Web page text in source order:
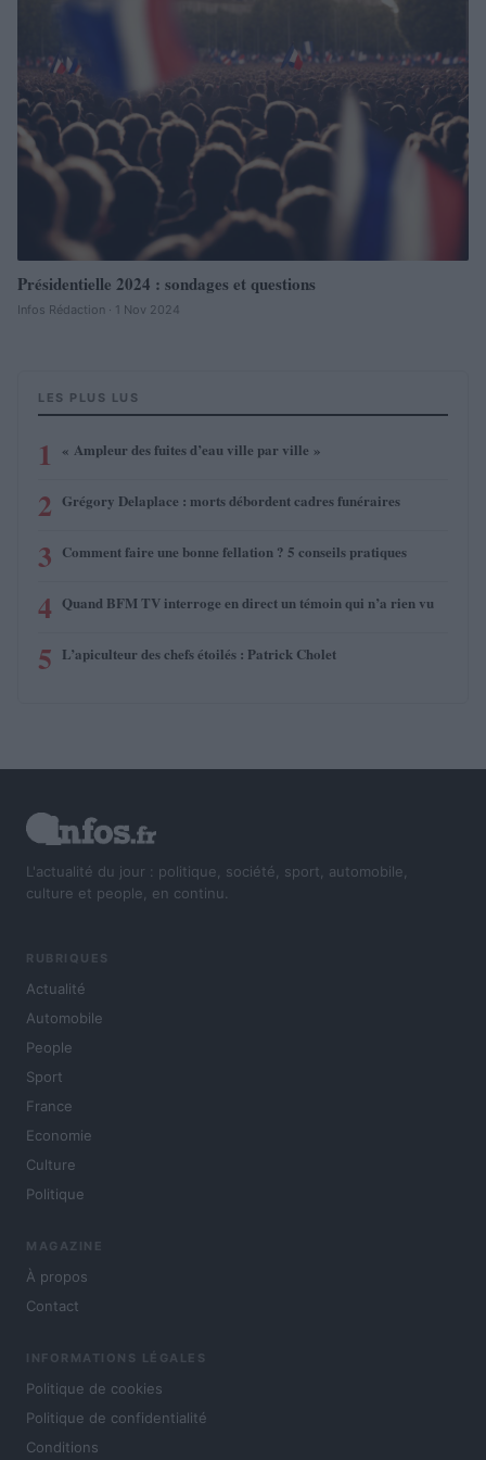
Présidentielle 2024 : sondages et questions
Infos Rédaction · 1 Nov 2024
LES PLUS LUS
1 « Ampleur des fuites d’eau ville par ville »
2 Grégory Delaplace : morts débordent cadres funéraires
3 Comment faire une bonne fellation ? 5 conseils pratiques
4 Quand BFM TV interroge en direct un témoin qui n’a rien vu
5 L’apiculteur des chefs étoilés : Patrick Cholet
L'actualité du jour : politique, société, sport, automobile,
culture et people, en continu.
RUBRIQUES
Actualité
Automobile
People
Sport
France
Economie
Culture
Politique
MAGAZINE
À propos
Contact
INFORMATIONS LÉGALES
Politique de cookies
Politique de confidentialité
Conditions